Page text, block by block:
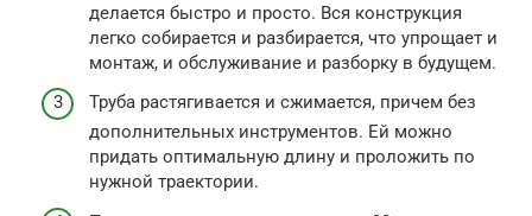
делается быстро и просто. Вся конструкция
легко собирается и разбирается, что упрощает и
монтаж, и обслуживание и разборку в будущем.
Труба растягивается и сжимается, причем без
дополнительных инструментов. Ей можно
придать оптимальную длину и проложить по
нужной траектории.